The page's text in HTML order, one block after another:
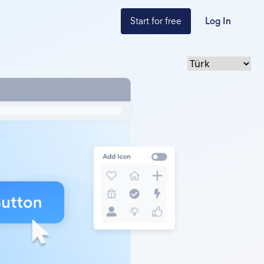
Start for free Log In